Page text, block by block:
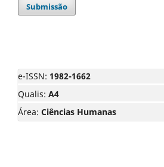
Submissão
e-ISSN: 1982-1662
Qualis: A4
Área: Ciências Humanas